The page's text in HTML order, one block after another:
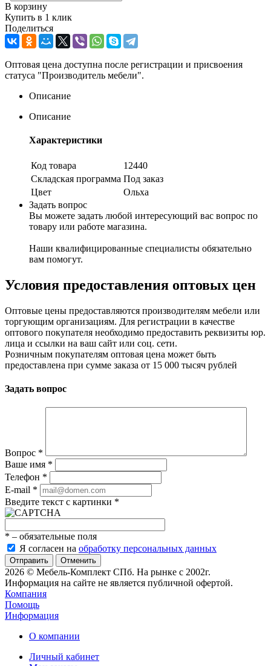
В корзину
Купить в 1 клик
Поделиться
Оптовая цена доступна после регистрации и присвоения
статуса "Производитель мебели".
Описание
Описание
Характеристики
Код товара
12440
Складская программа Под заказ
Цвет
Ольха
Задать вопрос
Вы можете задать любой интересующий вас вопрос по
товару или работе магазина.
Наши квалифицированные специалисты обязательно
вам помогут.
Условия предоставления оптовых цен
Оптовые цены предоставляются производителям мебели или
торгующим организациям. Для регистрации в качестве
оптового покупателя необходимо предоставить реквизиты юр.
лица и ссылки на ваш сайт или соц. сети.
Розничным покупателям оптовая цена может быть
предоставлена при сумме заказа от 15 000 тысяч рублей
Задать вопрос
Вопрос *
Ваше имя *
Телефон *
E-mail *
Введите текст с картинки *
* – обязательные поля
Я согласен на обработку персональных данных
Отменить
2026 © Мебель-Комплект СПб. На рынке с 2002г.
Информация на сайте не является публичной офертой.
Компания
Помощь
Информация
О компании
Личный кабинет